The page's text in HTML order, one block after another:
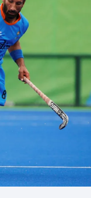
Vodní slalom
Ostatní